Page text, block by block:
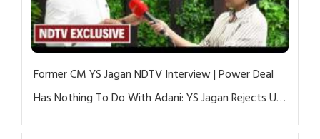
Former CM YS Jagan NDTV Interview | Power Deal
Has Nothing To Do With Adani: YS Jagan Rejects US
Charges